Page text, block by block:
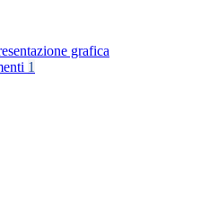
grafica
1